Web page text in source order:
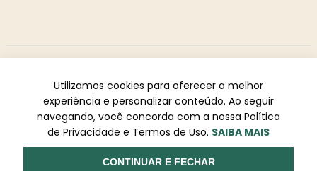
08.928.306/0001-14. Endereço: Av. dos Holandeses, 03, Qd 33,
LJ02. Galeria Appiani. Bairro: Calhau, São Luís - MA, CEP 65071-
Todos os direitos reservados à Rosa Rio - As informações não
podem ser reproduzidas total ou parcialmente sem
Utilizamos cookies para oferecer a melhor
experiência e personalizar conteúdo. Ao seguir
navegando, você concorda com a nossa Política
de Privacidade e Termos de Uso. SAIBA MAIS
CONTINUAR E FECHAR